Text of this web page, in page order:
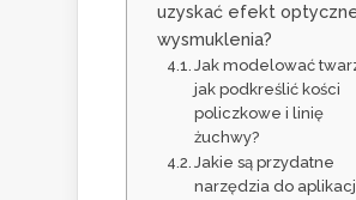
uzyskać efekt
wysmuklenia?
Jak modelować
jak podkreślić kości
policzkowe i linię
żuchwy?
Jakie są przydatne
narzędzia do